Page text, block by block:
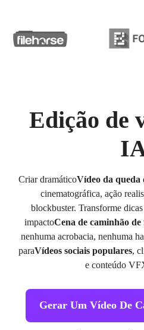
Edição de
Criar dramáticoVídeo da queda
cinematográfica, ação
blockbuster. Transforme
impactoCena de caminhão de
nenhuma acrobacia, nenhuma
paraVídeos sociais populares,
e conteúdo
Gerar Um Vídeo De